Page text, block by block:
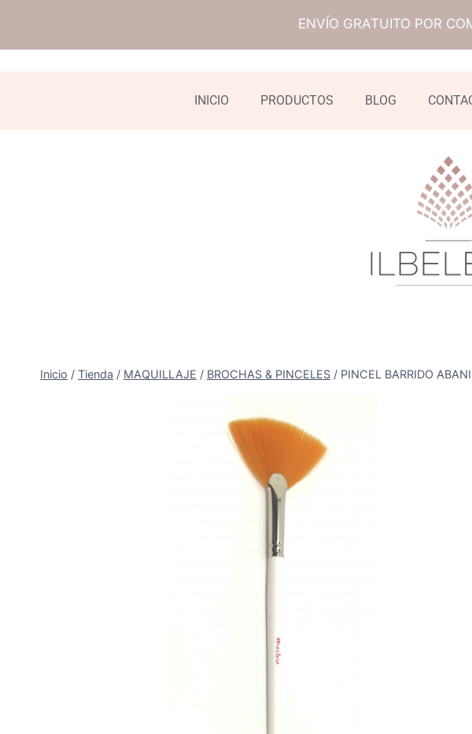
ENVÍO GRATUITO POR
INICIO PRODUCTOS BLOG
Inicio / Tienda / MAQUILLAJE / BROCHAS & PINCELES / PINCEL BARRIDO